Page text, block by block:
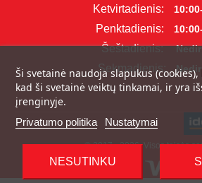
Ketvirtadienis:
Penktadienis:
Šeštadienis:
Sekmadienis:
Ši svetainė naudoja slapukus
kad ši svetainė veiktų tinkamai, ir yra
įrenginyje.
Privatumo politika Nustatymai
NESUTINKU
© 2017 - 2026, Visos teisės